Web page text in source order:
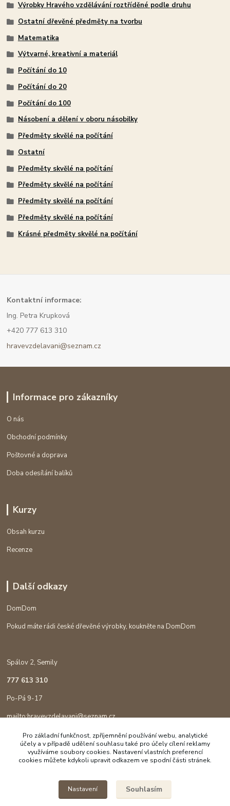
Výrobky Hravého vzdělávání roztříděné podle druhu
Ostatní dřevěné předměty na tvorbu
Matematika
Výtvarné, kreativní a materiál
Počítání do 10
Počítání do 20
Počítání do 100
Násobení a dělení v oboru násobilky
Předměty skvělé na počítání
Ostatní
Předměty skvělé na počítání
Předměty skvělé na počítání
Předměty skvělé na počítání
Předměty skvělé na počítání
Krásné předměty skvělé na počítání
Kontaktní informace:
Ing. Petra Krupková
+420 777 613 310
hravevzdelavani@seznam.cz
Informace pro zákazníky
O nás
Obchodní podmínky
Poštovné a doprava
Doba odesílání balíků
Kurzy
Obsah kurzu
Recenze
Další odkazy
DomDom
Pokud máte rádi české dřevěné výrobky, koukněte na DomDom
Spálov 2, Semily
777 613 310
Po-Pá 9-17
mailto:hravevzdelavani@seznam.cz
Pro základní funkčnost, zpříjemnění používání webu, analytické
účely a v případě udělení souhlasu také pro účely cílení reklamy
využíváme soubory cookies. Nastavení vlastních preferencí
cookies můžete kdykoli upravit odkazem ve spodní části stránek.
Nastavení Souhlasím